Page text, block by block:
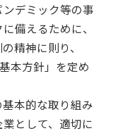
デミック等の事
備えるために、
精神に則り、
本方針」を定め
本的な取り組み
として、適切に